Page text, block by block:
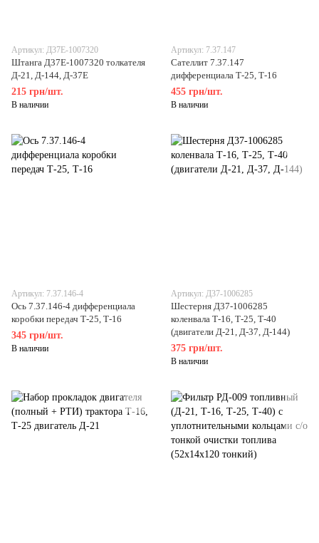
Артикул: Д37Е-1007320
Штанга Д37Е-1007320 толкателя
Д-21, Д-144, Д-37Е
215 грн/шт.
В наличии
Артикул: 7.37.147
Сателлит 7.37.147
дифференциала Т-25, Т-16
455 грн/шт.
В наличии
Артикул: 7.37.146-4
Ось 7.37.146-4 дифференциала
коробки передач Т-25, Т-16
345 грн/шт.
В наличии
Артикул: Д37-1006285
Шестерня Д37-1006285
коленвала Т-16, Т-25, Т-40
(двигатели Д-21, Д-37, Д-144)
375 грн/шт.
В наличии